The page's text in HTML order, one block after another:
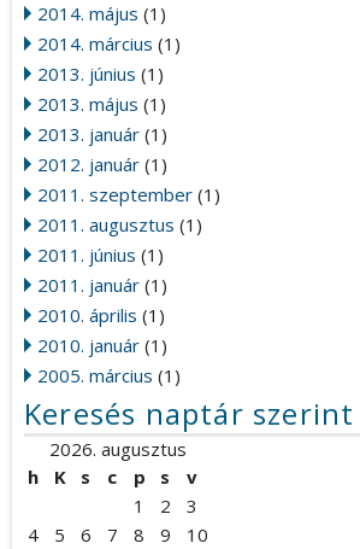
2014. május (1)
2014. március (1)
2013. június (1)
2013. május (1)
2013. január (1)
2012. január (1)
2011. szeptember (1)
2011. augusztus (1)
2011. június (1)
2011. január (1)
2010. április (1)
2010. január (1)
2005. március (1)
Keresés naptár szerint
2026. augusztus
h
K s c p s
v
1
2
3
4
5 6 7 8 9
10